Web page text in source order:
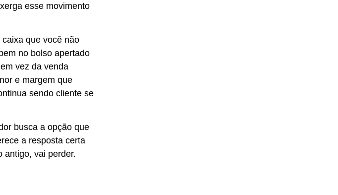
esse movimento
que você não
no bolso apertado
vez da venda
e margem que
sendo cliente se
busca a opção que
a resposta certa
antigo, vai perder.